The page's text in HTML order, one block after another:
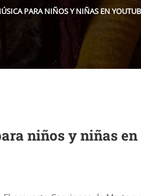
PARA NIÑOS Y NIÑAS EN
niños y niñas